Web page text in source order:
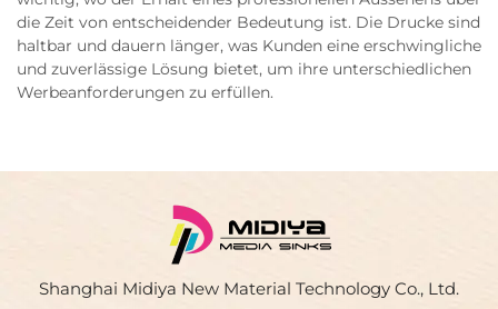
die Zeit von entscheidender Bedeutung ist. Die Drucke sind
haltbar und dauern länger, was Kunden eine erschwingliche
und zuverlässige Lösung bietet, um ihre unterschiedlichen
Werbeanforderungen zu erfüllen.
Shanghai Midiya New Material Technology Co., Ltd.